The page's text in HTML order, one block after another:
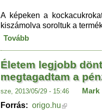
A képeken a
kiszámolva soroltuk a
Tovább
Életem legjobb
megtagadtam a
sze, 2013/05/29 - 15:46 Mark
Forrás: origo.hu